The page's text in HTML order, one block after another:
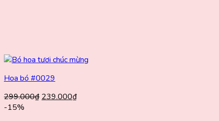
Hoa bó #0029
299.000₫ Giá
239.000₫Giá
-15%